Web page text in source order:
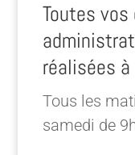
Toutes
réalisées à
Tous les
samedi de